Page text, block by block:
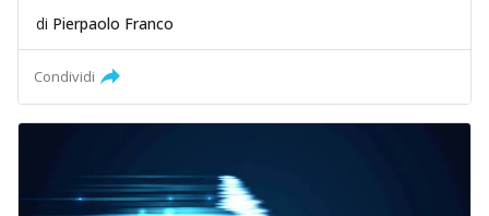
di Pierpaolo Franco
Condividi